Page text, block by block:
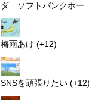
ダ…ソフトバンクホー…
梅雨あけ +12
SNSを頑張りたい +12